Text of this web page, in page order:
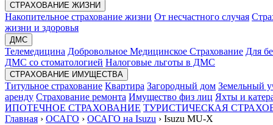
СТРАХОВАНИЕ ЖИЗНИ
Накопительное страхование жизни От несчастного случая
жизни и здоровья
ДМС
Телемедицина Добровольное Медицинское Страхование Для
ДМС со стоматологией Налоговые льготы в ДМС
СТРАХОВАНИЕ ИМУЩЕСТВА
Титульное страхование Квартира Загородный дом Земельный
аренду Страхование ремонта Имущество физ лиц Яхты и
ИПОТЕЧНОЕ СТРАХОВАНИЕ ТУРИСТИЧЕСКАЯ
Главная › ОСАГО › ОСАГО на Isuzu › Isuzu MU-X